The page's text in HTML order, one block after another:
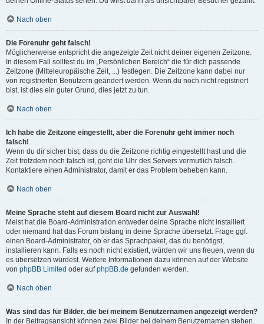
Nach oben
Die Forenuhr geht falsch!
Möglicherweise entspricht die angezeigte Zeit nicht deiner eigenen Zeitzone.
In diesem Fall solltest du im „Persönlichen Bereich“ die für dich passende
Zeitzone (Mitteleuropäische Zeit, ...) festlegen. Die Zeitzone kann dabei nur
von registrierten Benutzern geändert werden. Wenn du noch nicht registriert
bist, ist dies ein guter Grund, dies jetzt zu tun.
Nach oben
Ich habe die Zeitzone eingestellt, aber die Forenuhr geht immer noch
falsch!
Wenn du dir sicher bist, dass du die Zeitzone richtig eingestellt hast und die
Zeit trotzdem noch falsch ist, geht die Uhr des Servers vermutlich falsch.
Kontaktiere einen Administrator, damit er das Problem beheben kann.
Nach oben
Meine Sprache steht auf diesem Board nicht zur Auswahl!
Meist hat die Board-Administration entweder deine Sprache nicht installiert
oder niemand hat das Forum bislang in deine Sprache übersetzt. Frage ggf.
einen Board-Administrator, ob er das Sprachpaket, das du benötigst,
installieren kann. Falls es noch nicht existiert, würden wir uns freuen, wenn du
es übersetzen würdest. Weitere Informationen dazu können auf der Website
von phpBB Limited oder aufphpBB.de gefunden werden.
Nach oben
Was sind das für Bilder, die bei meinem Benutzernamen angezeigt werden?
In der Beitragsansicht können zwei Bilder bei deinem Benutzernamen stehen.